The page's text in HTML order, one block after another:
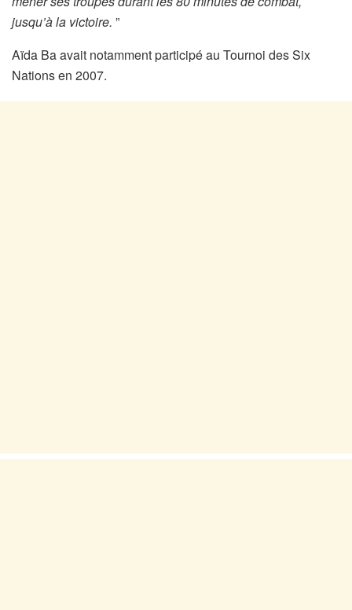
jusqu’à la victoire. ”
Aïda Ba avait notamment participé au Tournoi des Six
Nations en 2007.